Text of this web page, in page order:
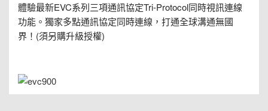
體驗最新EVC系列三項通訊協定Tri-Protocol同時視訊連線
功能。獨家多點通訊協定同時連線，打通全球溝通無國
界！(須另購升級授權)